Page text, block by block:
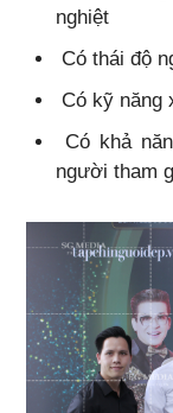
nghiệt
Có thái độ
Có kỹ năng
Có khả
người tham